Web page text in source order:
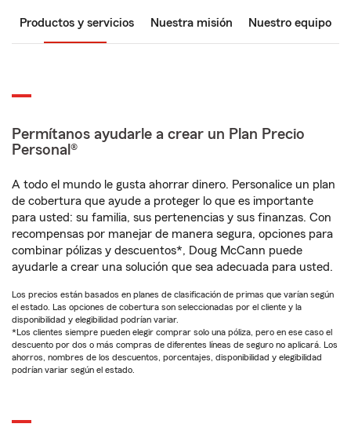
Productos y servicios Nuestra misión Nuestro equipo
Permítanos ayudarle a crear un Plan Precio
Personal®
A todo el mundo le gusta ahorrar dinero. Personalice un plan
de cobertura que ayude a proteger lo que es importante
para usted: su familia, sus pertenencias y sus finanzas. Con
recompensas por manejar de manera segura, opciones para
combinar pólizas y descuentos*, Doug McCann puede
ayudarle a crear una solución que sea adecuada para usted.
Los precios están basados en planes de clasificación de primas que varían según
el estado. Las opciones de cobertura son seleccionadas por el cliente y la
disponibilidad y elegibilidad podrían variar.
*Los clientes siempre pueden elegir comprar solo una póliza, pero en ese caso el
descuento por dos o más compras de diferentes líneas de seguro no aplicará. Los
ahorros, nombres de los descuentos, porcentajes, disponibilidad y elegibilidad
podrían variar según el estado.